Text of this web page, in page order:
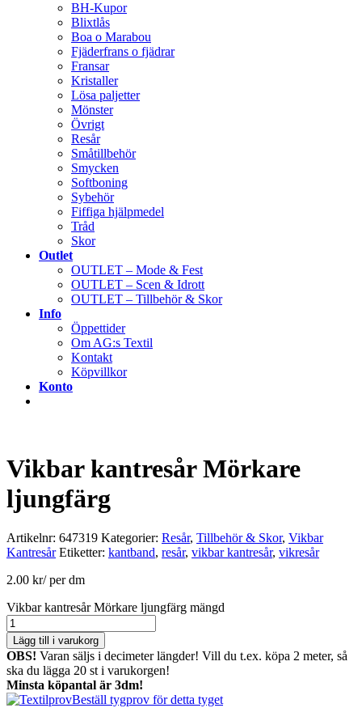
BH-Kupor
Blixtlås
Boa o Marabou
Fjäderfrans o fjädrar
Fransar
Kristaller
Lösa paljetter
Mönster
Övrigt
Resår
Småtillbehör
Smycken
Softboning
Sybehör
Fiffiga hjälpmedel
Tråd
Skor
Outlet
OUTLET – Mode & Fest
OUTLET – Scen & Idrott
OUTLET – Tillbehör & Skor
Info
Öppettider
Om AG:s Textil
Kontakt
Köpvillkor
Konto
Vikbar kantresår Mörkare
ljungfärg
Artikelnr: 647319 Kategorier: Resår, Tillbehör & Skor, Vikbar
Kantresår Etiketter: kantband, resår, vikbar kantresår, vikresår
2.00 kr/ per dm
Vikbar kantresår Mörkare ljungfärg mängd
Lägg till i varukorg
OBS! Varan säljs i decimeter längder! Vill du t.ex. köpa 2 meter, så
ska du lägga 20 st i varukorgen!
Minsta köpantal är 3dm!
Beställ tygprov för detta tyget